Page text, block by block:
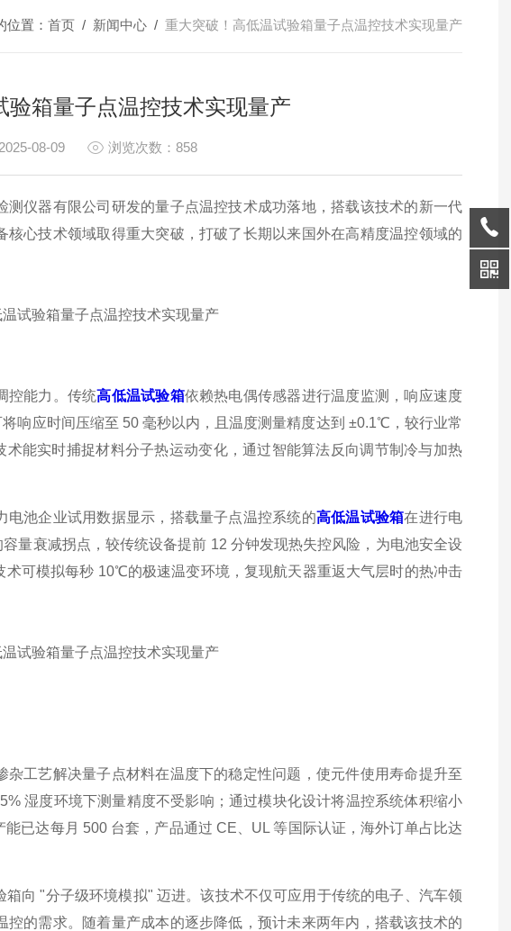
位置： 首页 / 新闻中心 / 重大突破！高低温试验箱量子点温控技术实现量产
验箱量子点温控技术实现量产
2025-08-09 浏览次数：858
仪器有限公司研发的量子点温控技术成功落地，搭载该技术的新一代
核心技术领域取得重大突破，打破了长期以来国外在高精度温控领域的
控能力。传统高低温试验箱依赖热电偶传感器进行温度监测，响应速度
响应时间压缩至 50 毫秒以内，且温度测量精度达到 ±0.1℃，较行业常
能实时捕捉材料分子热运动变化，通过智能算法反向调节制冷与加热
池企业试用数据显示，搭载量子点温控系统的高低温试验箱在进行电
量衰减拐点，较传统设备提前 12 分钟发现热失控风险，为电池安全设
可模拟每秒 10℃的极速温变环境，复现航天器重返大气层时的热冲击
工艺解决量子点材料在温度下的稳定性问题，使元件使用寿命提升至
湿度环境下测量精度不受影响；通过模块化设计将温控系统体积缩小
已达每月 500 台套，产品通过 CE、UL 等国际认证，海外订单占比达
向 "分子级环境模拟" 迈进。该技术不仅可应用于传统的电子、汽车领
的需求。随着量产成本的逐步降低，预计未来两年内，搭载该技术的